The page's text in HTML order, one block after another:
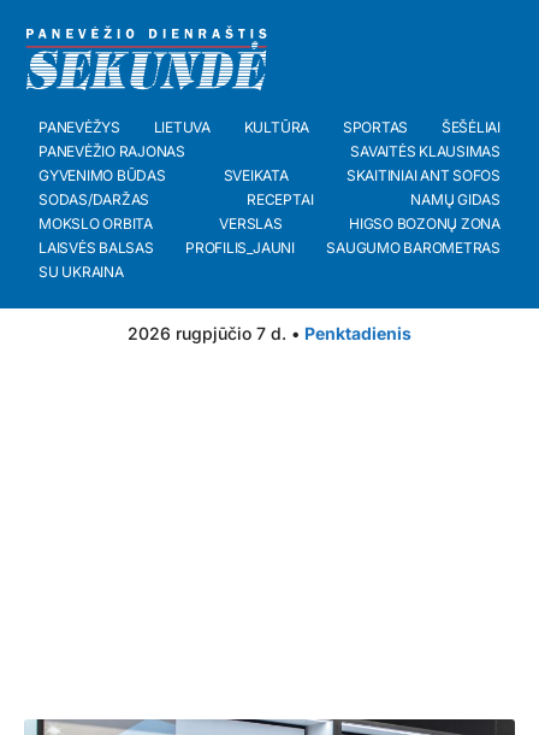
PANEVĖŽYS LIETUVA KULTŪRA SPORTAS
ŠEŠĖLIAI
PANEVĖŽIO RAJONAS
SAVAITĖS KLAUSIMAS
GYVENIMO BŪDAS
SVEIKATA
SKAITINIAI ANT SOFOS
SODAS/DARŽAS
RECEPTAI
NAMŲ GIDAS
MOKSLO ORBITA
VERSLAS
HIGSO BOZONŲ ZONA
LAISVĖS BALSAS
PROFILIS_JAUNI
SAUGUMO BAROMETRAS
SU UKRAINA
2026 rugpjūčio 7 d. • Penktadienis